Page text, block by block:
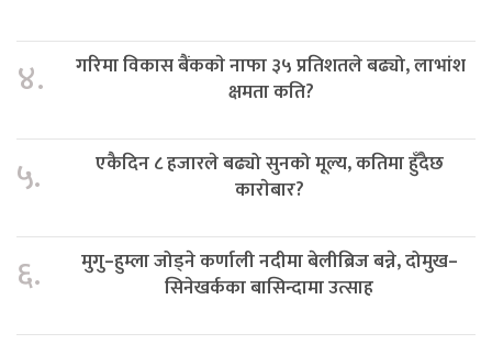
४.
गरिमा विकास बैंककाे नाफा ३५ प्रतिशतले बढ्यो, लाभांश
क्षमता कति?
५.
एकैदिन ८ हजारले बढ्यो सुनको मूल्य, कतिमा हुँदैछ
काराेबार?
६.
मुगु–हुम्ला जोड्ने कर्णाली नदीमा बेलीब्रिज बन्ने, दोमुख–
सिनेखर्कका बासिन्दामा उत्साह